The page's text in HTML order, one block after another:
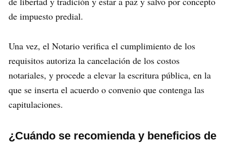
de impuesto predial.
Una vez, el Notario verifica el cumplimiento de los
requisitos autoriza la cancelación de los costos
notariales, y procede a elevar la escritura pública, en la
que se inserta el acuerdo o convenio que contenga las
capitulaciones.
¿Cuándo se recomienda y beneficios de